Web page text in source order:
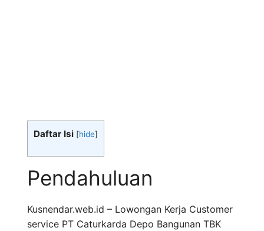
Daftar Isi [hide]
Pendahuluan
Kusnendar.web.id – Lowongan Kerja Customer
service PT Caturkarda Depo Bangunan TBK